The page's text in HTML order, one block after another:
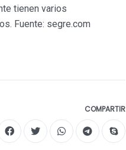
tienen varios
Fuente: segre.com
COMPARTIR